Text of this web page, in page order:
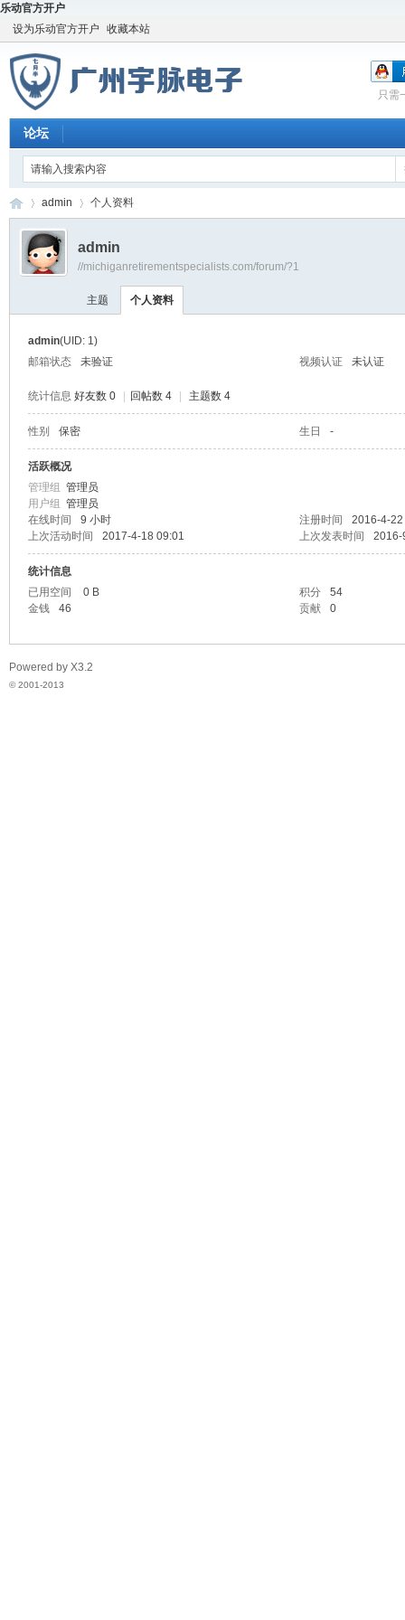
乐动官方开户
设为乐动官方开户
收藏本站
只需
论坛
电
›
admin 个人资料
admin
//michiganretirementspecialists.com/forum/?1
主题 个人资料
admin(UID: 1)
邮箱状态
未验证 视频认证 未认证
统计信息 好友数 0 回帖数 4 主题数 4
性别 保密 生日 -
活跃概况
管理组 管理员
用户组 管理员
在线时间
9 小时 注册时间
2016-4-
上次活动时间
2017-4-18 09:01 上次发表时间 2016-
统计信息
已用空间
0 B 积分
54
金钱
46 贡献 0
Powered by X3.2
© 2001-2013